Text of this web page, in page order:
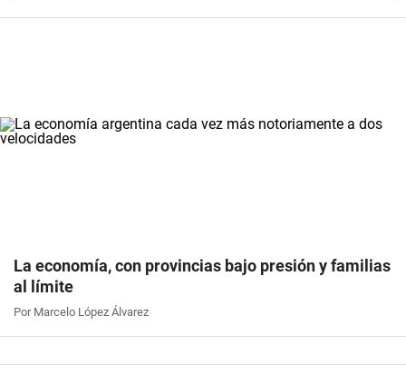
La economía, con provincias bajo presión y familias
al límite
Por Marcelo López Álvarez